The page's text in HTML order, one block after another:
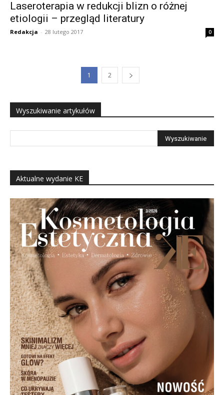
Laseroterapia w redukcji blizn o różnej
etiologii – przegląd literatury
Redakcja - 28 lutego 2017 0
1 2
Wyszukiwanie artykułów
Aktualne wydanie KE